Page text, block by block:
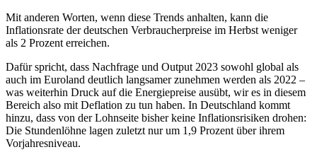
Mit anderen Worten, wenn diese Trends anhalten, kann die
Inflationsrate der deutschen Verbraucherpreise im Herbst weniger
als 2 Prozent erreichen.
Dafür spricht, dass Nachfrage und Output 2023 sowohl global als
auch im Euroland deutlich langsamer zunehmen werden als 2022 –
was weiterhin Druck auf die Energiepreise ausübt, wir es in diesem
Bereich also mit Deflation zu tun haben. In Deutschland kommt
hinzu, dass von der Lohnseite bisher keine Inflationsrisiken drohen:
Die Stundenlöhne lagen zuletzt nur um 1,9 Prozent über ihrem
Vorjahresniveau.